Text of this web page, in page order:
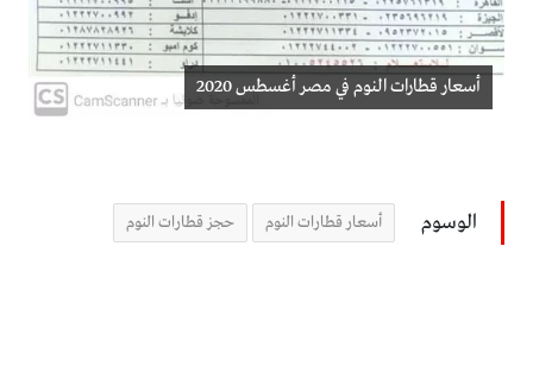
أسعار قطارات النوم في مصر أغسطس 2020
الوسوم أسعار قطارات النوم حجز قطارات النوم